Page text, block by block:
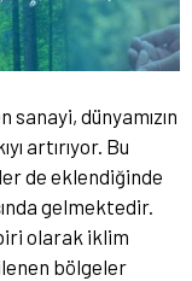
dünyamızın
artırıyor. Bu
de eklendiğinde
gelmektedir.
olarak iklim
bölgeler